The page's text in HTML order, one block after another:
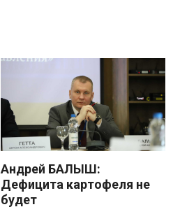
Андрей БАЛЫШ:
Дефицита картофеля не
будет